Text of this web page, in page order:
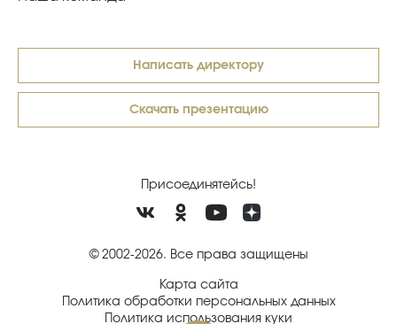
Написать директору
Скачать презентацию
Присоединятейсь!
© 2002-2026. Все права защищены
Карта сайта
Политика обработки персональных данных
Политика использования куки